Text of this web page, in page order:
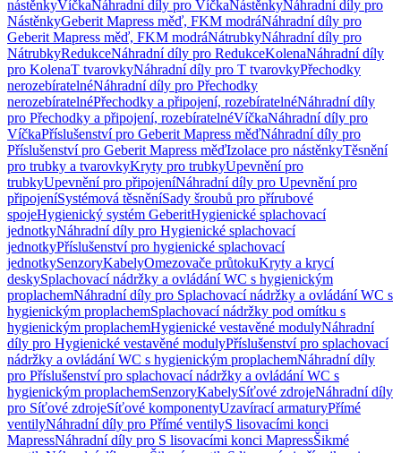
nástěnkyVíčkaNáhradní díly pro VíčkaNástěnkyNáhradní díly pro
NástěnkyGeberit Mapress měď, FKM modráNáhradní díly pro
Geberit Mapress měď, FKM modráNátrubkyNáhradní díly pro
NátrubkyRedukceNáhradní díly pro RedukceKolenaNáhradní díly
pro KolenaT tvarovkyNáhradní díly pro T tvarovkyPřechodky
nerozebíratelnéNáhradní díly pro Přechodky
nerozebíratelnéPřechodky a připojení, rozebíratelnéNáhradní díly
pro Přechodky a připojení, rozebíratelnéVíčkaNáhradní díly pro
VíčkaPříslušenství pro Geberit Mapress měďNáhradní díly pro
Příslušenství pro Geberit Mapress měďIzolace pro nástěnkyTěsnění
pro trubky a tvarovkyKryty pro trubkyUpevnění pro
trubkyUpevnění pro připojeníNáhradní díly pro Upevnění pro
připojeníSystémová těsněníSady šroubů pro přírubové
spojeHygienický systém GeberitHygienické splachovací
jednotkyNáhradní díly pro Hygienické splachovací
jednotkyPříslušenství pro hygienické splachovací
jednotkySenzoryKabelyOmezovače průtokuKryty a krycí
deskySplachovací nádržky a ovládání WC s hygienickým
proplachemNáhradní díly pro Splachovací nádržky a ovládání WC s
hygienickým proplachemSplachovací nádržky pod omítku s
hygienickým proplachemHygienické vestavěné modulyNáhradní
díly pro Hygienické vestavěné modulyPříslušenství pro splachovací
nádržky a ovládání WC s hygienickým proplachemNáhradní díly
pro Příslušenství pro splachovací nádržky a ovládání WC s
hygienickým proplachemSenzoryKabelySíťové zdrojeNáhradní díly
pro Síťové zdrojeSíťové komponentyUzavírací armaturyPřímé
ventilyNáhradní díly pro Přímé ventilyS lisovacími konci
MapressNáhradní díly pro S lisovacími konci MapressŠikmé